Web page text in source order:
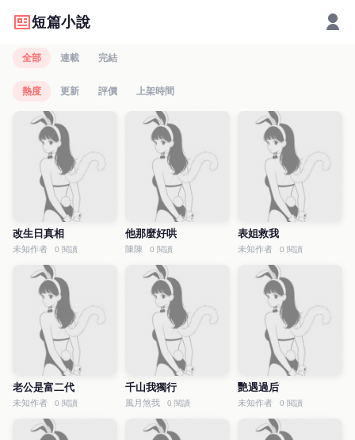
短篇小說
全部 連載 完結
熱度 更新 評價 上架時間
改生日真相
未知作者 0 閱讀
他那麼好哄
陳陳 0 閱讀
表姐救我
未知作者 0 閱讀
老公是富二代
未知作者 0 閱讀
千山我獨行
風月煞我 0 閱讀
艷遇過后
未知作者 0 閱讀